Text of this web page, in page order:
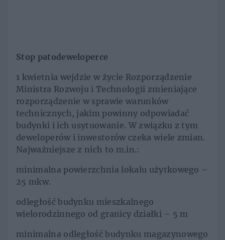
Stop patodeweloperce
1 kwietnia wejdzie w życie Rozporządzenie
Ministra Rozwoju i Technologii zmieniające
rozporządzenie w sprawie warunków
technicznych, jakim powinny odpowiadać
budynki i ich usytuowanie. W związku z tym
deweloperów i inwestorów czeka wiele zmian.
Najważniejsze z nich to m.in.:
minimalna powierzchnia lokalu użytkowego –
25 mkw.
odległość budynku mieszkalnego
wielorodzinnego od granicy działki – 5 m
minimalna odległość budynku magazynowego